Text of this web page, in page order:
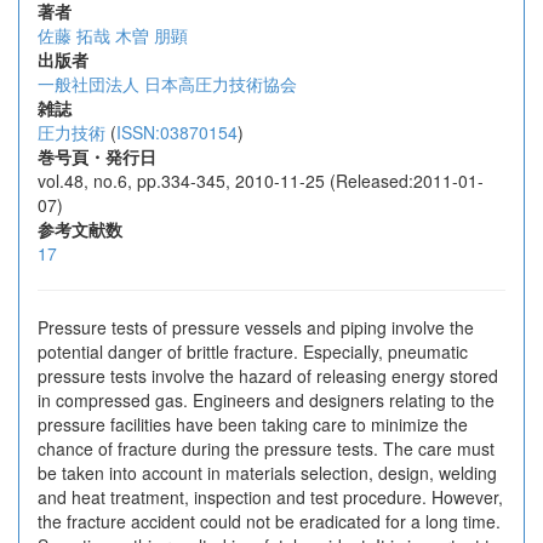
著者
佐藤 拓哉 木曽 朋顕
出版者
一般社団法人 日本高圧力技術協会
雑誌
圧力技術 (ISSN:03870154)
巻号頁・発行日
vol.48, no.6, pp.334-345, 2010-11-25 (Released:2011-01-
07)
参考文献数
17
Pressure tests of pressure vessels and piping involve the
potential danger of brittle fracture. Especially, pneumatic
pressure tests involve the hazard of releasing energy stored
in compressed gas. Engineers and designers relating to the
pressure facilities have been taking care to minimize the
chance of fracture during the pressure tests. The care must
be taken into account in materials selection, design, welding
and heat treatment, inspection and test procedure. However,
the fracture accident could not be eradicated for a long time.